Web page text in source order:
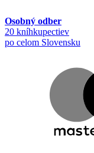
Osobný odber
20 kníhkupectiev
po celom Slovensku